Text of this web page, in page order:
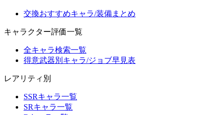
交換おすすめキャラ/装備まとめ
キャラクター評価一覧
全キャラ検索一覧
得意武器別キャラ/ジョブ早見表
レアリティ別
SSRキャラ一覧
SRキャラ一覧